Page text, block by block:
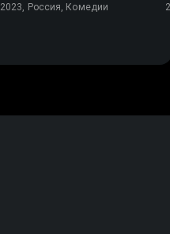
2023, Россия, Комедии